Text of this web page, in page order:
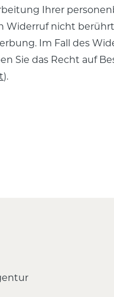
Ihrer
Widerruf nicht
Im Fall des
Sie das Recht auf
).